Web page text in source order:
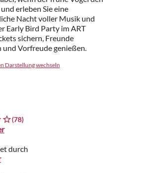
erleben Sie eine
Nacht voller Musik und
Early Bird Party im ART
sichern, Freunde
und Vorfreude genießen.
Darstellung wechseln
(78)
durch